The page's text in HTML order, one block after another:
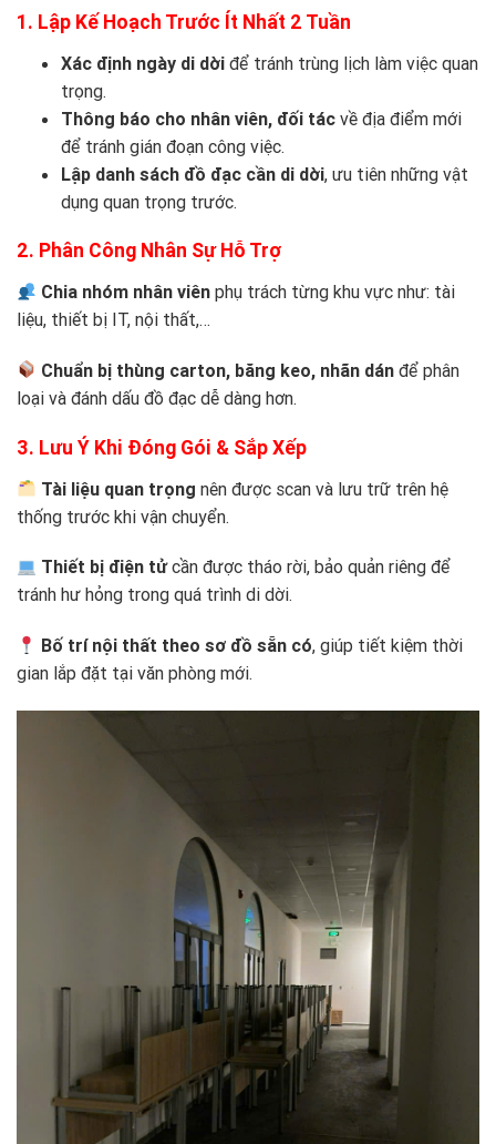
1. Lập Kế Hoạch Trước Ít Nhất 2 Tuần
Xác định ngày di dời để tránh trùng lịch làm việc quan
trọng.
Thông báo cho nhân viên, đối tác về địa điểm mới
để tránh gián đoạn công việc.
Lập danh sách đồ đạc cần di dời, ưu tiên những vật
dụng quan trọng trước.
2. Phân Công Nhân Sự Hỗ Trợ
Chia nhóm nhân viên phụ trách từng khu vực như: tài
liệu, thiết bị IT, nội thất,…
Chuẩn bị thùng carton, băng keo, nhãn dán để phân
loại và đánh dấu đồ đạc dễ dàng hơn.
3. Lưu Ý Khi Đóng Gói & Sắp Xếp
Tài liệu quan trọng nên được scan và lưu trữ trên hệ
thống trước khi vận chuyển.
Thiết bị điện tửcần được tháo rời, bảo quản riêng để
tránh hư hỏng trong quá trình di dời.
Bố trí nội thất theo sơ đồ sẵn có, giúp tiết kiệm thời
gian lắp đặt tại văn phòng mới.